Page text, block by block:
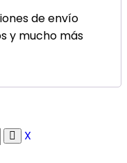
de envío
y mucho más
X